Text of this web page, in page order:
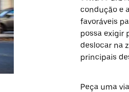
condução e
favoráveis
possa exigir
deslocar na
principais
Peça uma